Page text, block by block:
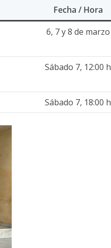
Fecha / Hora
6, 7 y 8 de marzo
Sábado 7, 12:00 h
Sábado 7, 18:00 h